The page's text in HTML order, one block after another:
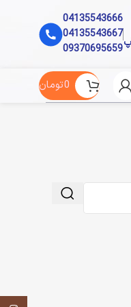
04135543666
04135543667
09370695659
0تومان